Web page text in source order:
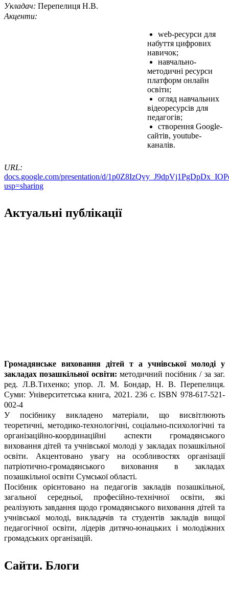
Укладач: Перепелиця Н.В.
Акценти:
web-ресурси для
набуття цифрових
навичок;
навчально-
методичні ресурси
платформ онлайн
освіти;
огляд навчальних
відеоресурсів для
педагогів;
створення Google-
сайтів, youtube-
каналів.
URL:
docs.google.com/presentation/d/
usp=sharing
Актуальні публікації
Громадянське виховання дітей т а учнівської молоді у
закладах позашкільної освіти: методичний посібник / за заг.
ред. Л.В.Тихенко; упор. Л. М. Бондар, Н. В. Перепелиця.
Суми: Університетська книга, 2021. 236 с. ISBN 978-617-521-
002-4
У посібнику викладено матеріали, що висвітлюють
теоретичні, методико-технологічні, соціально-психологічні та
організаційно-координаційні аспекти громадянського
виховання дітей та учнівської молоді у закладах позашкільної
освіти. Акцентовано увагу на особливостях організації
патріотично-громадянського виховання в закладах
позашкільної освіти Сумської області.
Посібник орієнтовано на педагогів закладів позашкільної,
загальної середньої, професійно-технічної освіти, які
реалізують завдання щодо громадянського виховання дітей та
учнівської молоді, викладачів та студентів закладів вищої
педагогічної освіти, лідерів дитячо-юнацьких і молодіжних
громадських організацій.
Сайти. Блоги